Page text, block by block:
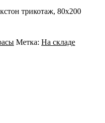
трикотаж, 80x200
Метка: На складе